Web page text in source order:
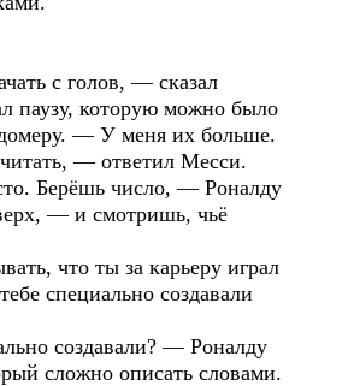
с голов, — сказал
паузу, которую можно было
— У меня их больше.
— ответил Месси.
Берёшь число, — Роналду
— и смотришь, чьё
что ты за карьеру играл
специально создавали
создавали? — Роналду
сложно описать словами.